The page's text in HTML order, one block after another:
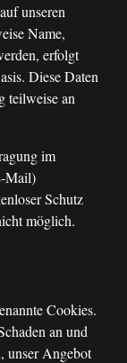
unseren
Name,
erfolgt
Diese Daten
teilweise an
im
Mail)
Schutz
möglich.
Cookies.
an und
unser Angebot